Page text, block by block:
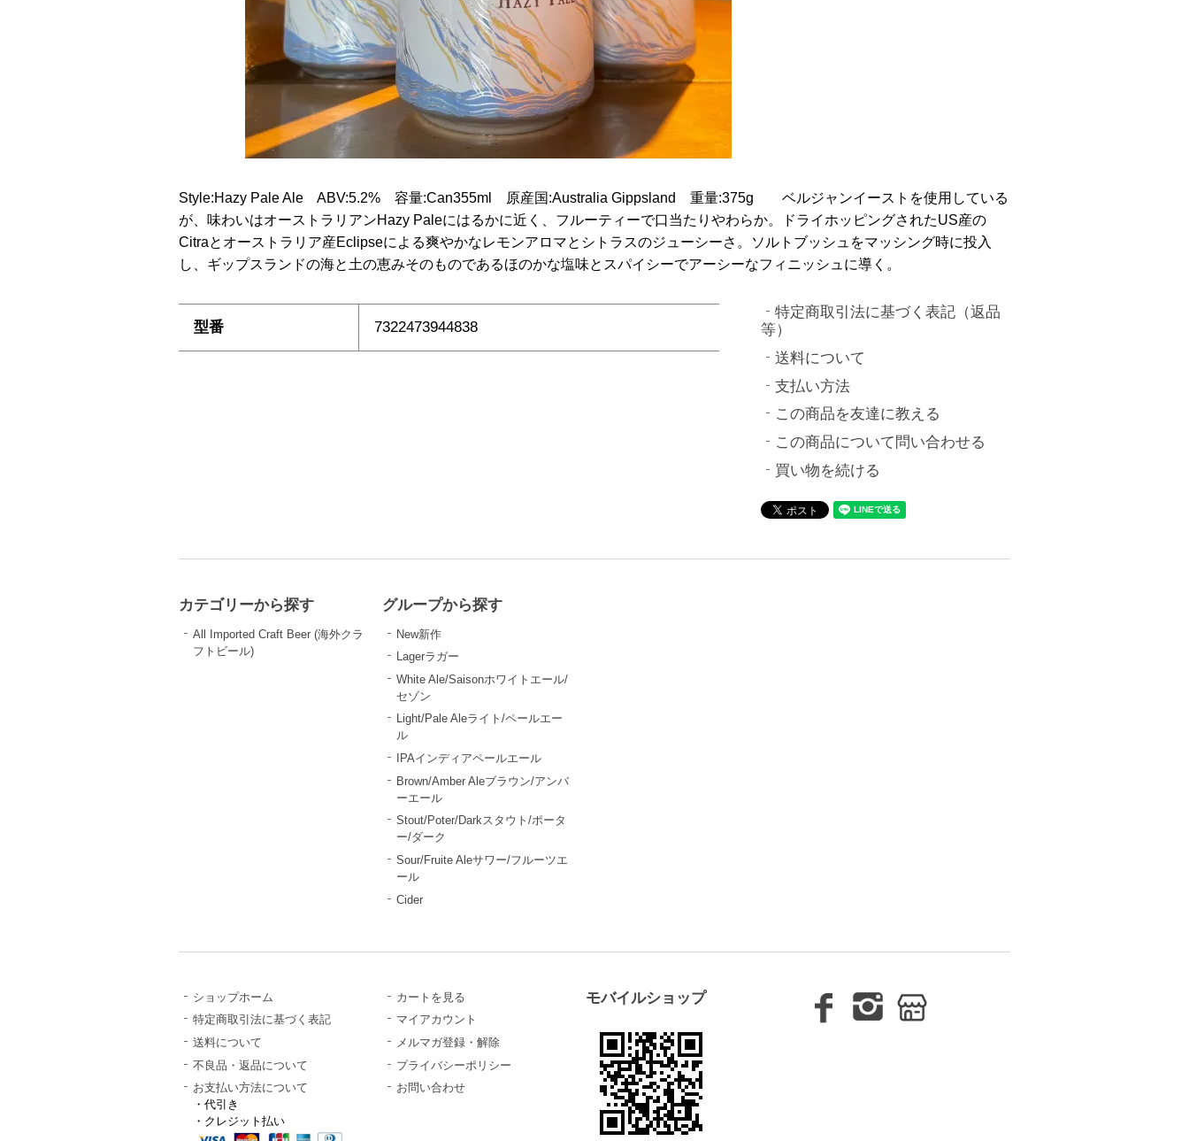
Style:Hazy Pale Ale ABV:5.2% 容量:Can355ml 原産国:Australia Gippsland 重量:375g ベルジャンイーストを使用している
が、味わいはオーストラリアンHazy Paleにはるかに近く、フルーティーで口当たりやわらか。ドライホッピングされたUS産の
Citraとオーストラリア産Eclipseによる爽やかなレモンアロマとシトラスのジューシーさ。ソルトブッシュをマッシング時に投入
し、ギップスランドの海と土の恵みそのものであるほのかな塩味とスパイシーでアーシーなフィニッシュに導く。
型番 7322473944838
特定商取引法に基づく表記（返品
等）
送料について
支払い方法
この商品を友達に教える
この商品について問い合わせる
買い物を続ける
カテゴリーから探す
All Imported Craft Beer (海外クラ
フトビール)
グループから探す
New新作
Lagerラガー
White Ale/Saisonホワイトエール/
セゾン
Light/Pale Aleライト/ペールエー
ル
IPAインディアペールエール
Brown/Amber Aleブラウン/アンバ
ーエール
Stout/Poter/Darkスタウト/ポータ
ー/ダーク
Sour/Fruite Aleサワー/フルーツエ
ール
Cider
ショップホーム
特定商取引法に基づく表記
送料について
不良品・返品について
お支払い方法について
・代引き
・クレジット払い
カートを見る
マイアカウント
メルマガ登録・解除
プライバシーポリシー
お問い合わせ
モバイルショップ